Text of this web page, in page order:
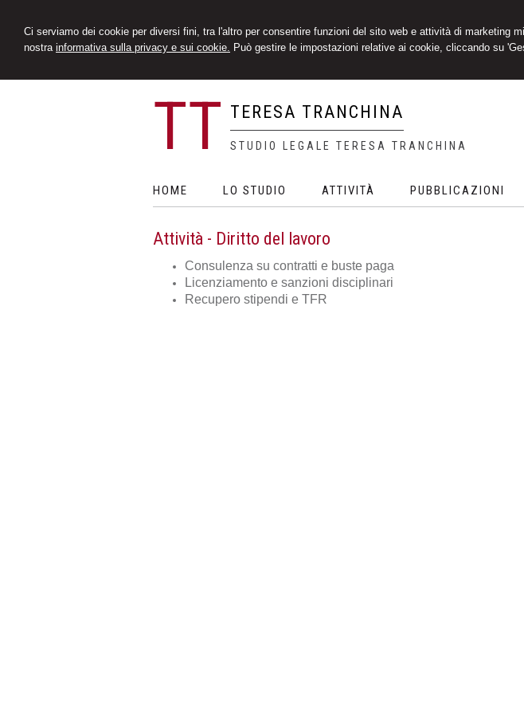
Ci serviamo dei cookie per diversi fini, tra l'altro per consentire funzioni del sito web e attività di marketing
nostra informativa sulla privacy e sui cookie. Può gestire le impostazioni relative ai cookie, cliccando su
TT TERESA TRANCHINA
STUDIO LEGALE TERESA TRANCHINA
HOME LO STUDIO ATTIVITÀ PUBBLICAZIONI
Attività - Diritto del lavoro
Consulenza su contratti e buste paga
Licenziamento e sanzioni disciplinari
Recupero stipendi e TFR